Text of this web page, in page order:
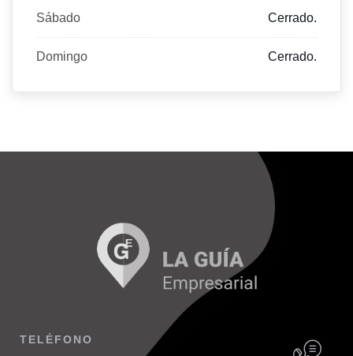
Sábado Cerrado.
Domingo Cerrado.
TELÉFONO